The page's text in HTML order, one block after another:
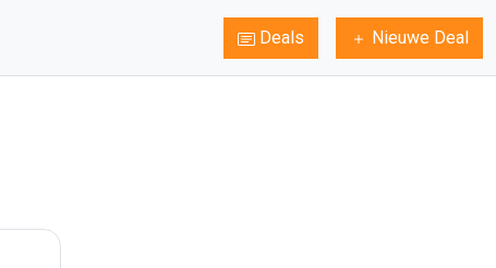
Deals Nieuwe Deal